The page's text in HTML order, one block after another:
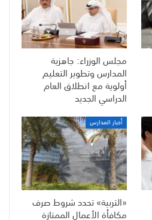
مجلس الوزراء: جاهزية
المدارس وتطوير التعليم
أولوية مع انطلاق العام
الدراسي الجديد
أخبار المدارس
«التربية» تحدد شروط صرف
مكافأة الأعمال الممتازة